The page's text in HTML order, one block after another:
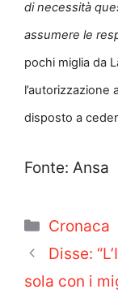
di necessità
assumere le
pochi miglia da
l’autorizzazione
disposto a
Fonte: Ansa
Categorie
Cronaca
Disse:
sola con i